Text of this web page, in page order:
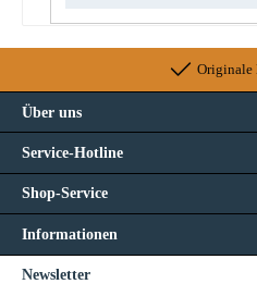
Originale
Über uns
Service-Hotline
Shop-Service
Informationen
Newsletter